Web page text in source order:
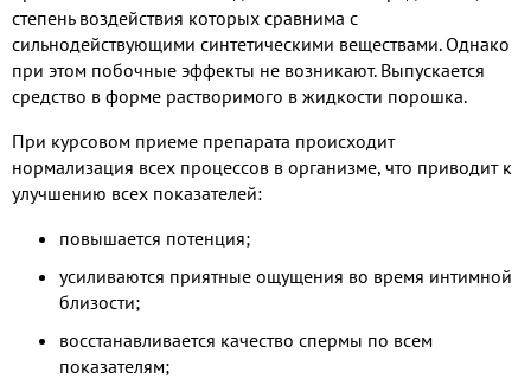
степень воздействия которых сравнима с
сильнодействующими синтетическими веществами. Однако
при этом побочные эффекты не возникают. Выпускается
средство в форме растворимого в жидкости порошка.
При курсовом приеме препарата происходит
нормализация всех процессов в организме, что приводит к
улучшению всех показателей:
повышается потенция;
усиливаются приятные ощущения во время интимной
близости;
восстанавливается качество спермы по всем
показателям;